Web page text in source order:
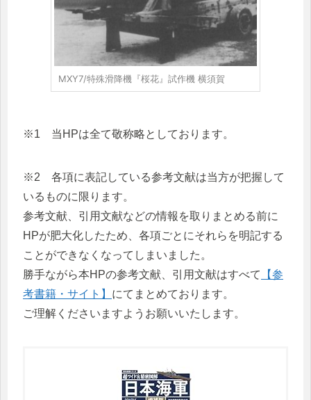
MXY7/特殊滑降機『桜花』試作機 横須賀
※1 当HPは全て敬称略としております。
※2 各項に表記している参考文献は当方が把握して
いるものに限ります。
参考文献、引用文献などの情報を取りまとめる前に
HPが肥大化したため、各項ごとにそれらを明記する
ことができなくなってしまいました。
勝手ながら本HPの参考文献、引用文献はすべて
【参
考書籍・サイト】 にてまとめております。
ご理解くださいますようお願いいたします。